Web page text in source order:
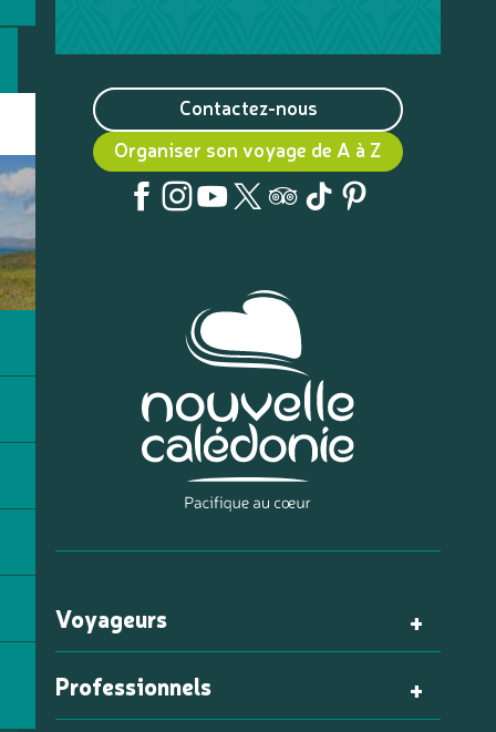
Contactez-nous
Organiser son voyage de A à Z
Voyageurs
Professionnels